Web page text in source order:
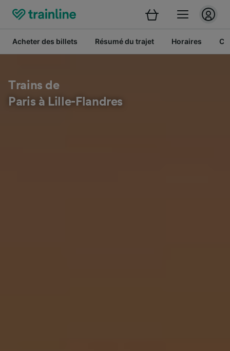
Acheter des billets Résumé du trajet Horaires
Trains de
Paris à Lille-Flandres